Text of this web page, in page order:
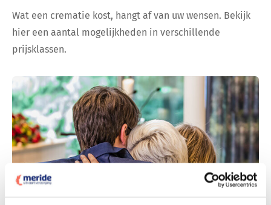
Wat een crematie kost, hangt af van uw wensen. Bekijk
hier een aantal mogelijkheden in verschillende
prijsklassen.
Bekijk tarieven voor crematie